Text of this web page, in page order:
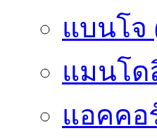
แบนโจ
แมนโด
แอคคอ